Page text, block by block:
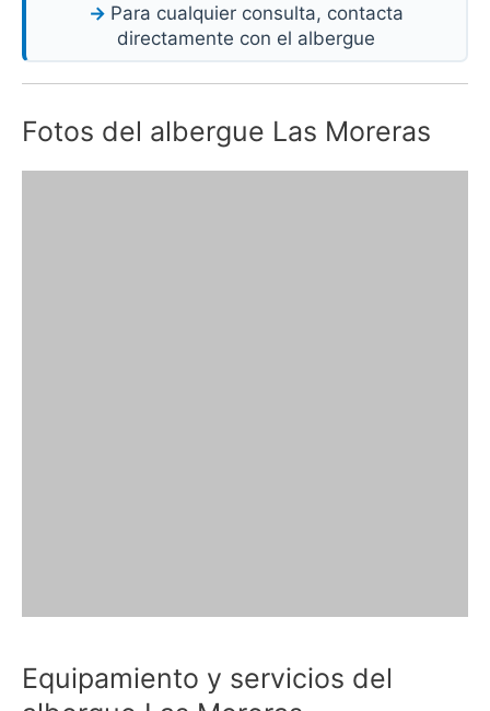
Para cualquier consulta, contacta
directamente con el albergue
Fotos del albergue Las Moreras
Equipamiento y servicios del